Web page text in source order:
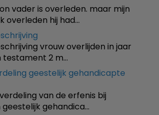
vader is overleden. maar mijn
overleden hij had…
vrouw overlijden in jaar
testament 2 m…
geestelijk gehandicapte
van de erfenis bij
gehandica…